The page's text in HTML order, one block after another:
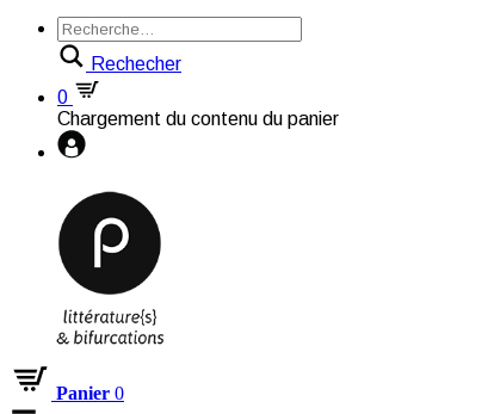
Rechecher
0
Chargement du contenu du panier
Panier 0